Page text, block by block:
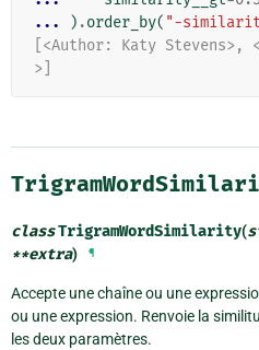
...
) .order_by( "-
[<Author: Katy Stevens>,
>]
classTrigramWordSimilarity(
**extra) ¶
Accepte une chaîne ou une
ou une expression. Renvoie la
les deux paramètres.